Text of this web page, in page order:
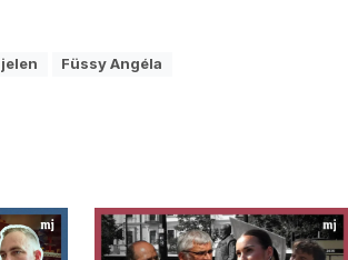
Füssy Angéla